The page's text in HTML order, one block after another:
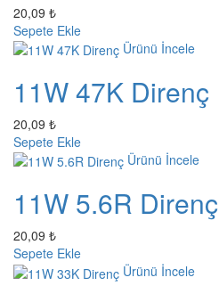
20,09 ₺
Sepete Ekle
Ürünü İncele
11W 47K Direnç
20,09 ₺
Sepete Ekle
Ürünü İncele
11W 5.6R Direnç
20,09 ₺
Sepete Ekle
Ürünü İncele